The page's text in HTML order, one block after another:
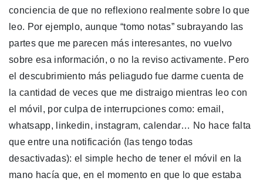
conciencia de que no reflexiono realmente sobre lo que
leo. Por ejemplo, aunque “tomo notas” subrayando las
partes que me parecen más interesantes, no vuelvo
sobre esa información, o no la reviso activamente. Pero
el descubrimiento más peliagudo fue darme cuenta de
la cantidad de veces que me distraigo mientras leo con
el móvil, por culpa de interrupciones como: email,
whatsapp, linkedin, instagram, calendar… No hace falta
que entre una notificación (las tengo todas
desactivadas): el simple hecho de tener el móvil en la
mano hacía que, en el momento en que lo que estaba